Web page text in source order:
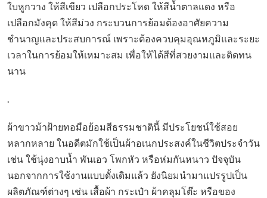
ใบหูกวาง ให้สีเขียว เปลือกประโหด ให้สีน้ำตาลแดง หรือ
เปลือกมังคุด ให้สีม่วง กระบวนการย้อมต้องอาศัยความ
ชำนาญและประสบการณ์ เพราะต้องควบคุมอุณหภูมิและระยะ
เวลาในการย้อมให้เหมาะสม เพื่อให้ได้สีที่สวยงามและติดทน
นาน
.
ผ้าขาวม้าฝ้ายทอมือย้อมสีธรรมชาตินี้ มีประโยชน์ใช้สอย
หลากหลาย ในอดีตมักใช้เป็นผ้าอเนกประสงค์ในชีวิตประจำวัน
เช่น ใช้นุ่งอาบน้ำ พันเอว โพกหัว หรือห่มกันหนาว ปัจจุบัน
นอกจากการใช้งานแบบดั้งเดิมแล้ว ยังนิยมนำมาแปรรูปเป็น
ผลิตภัณฑ์ต่างๆ เช่น เสื้อผ้า กระเป๋า ผ้าคลุมโต๊ะ หรือของ